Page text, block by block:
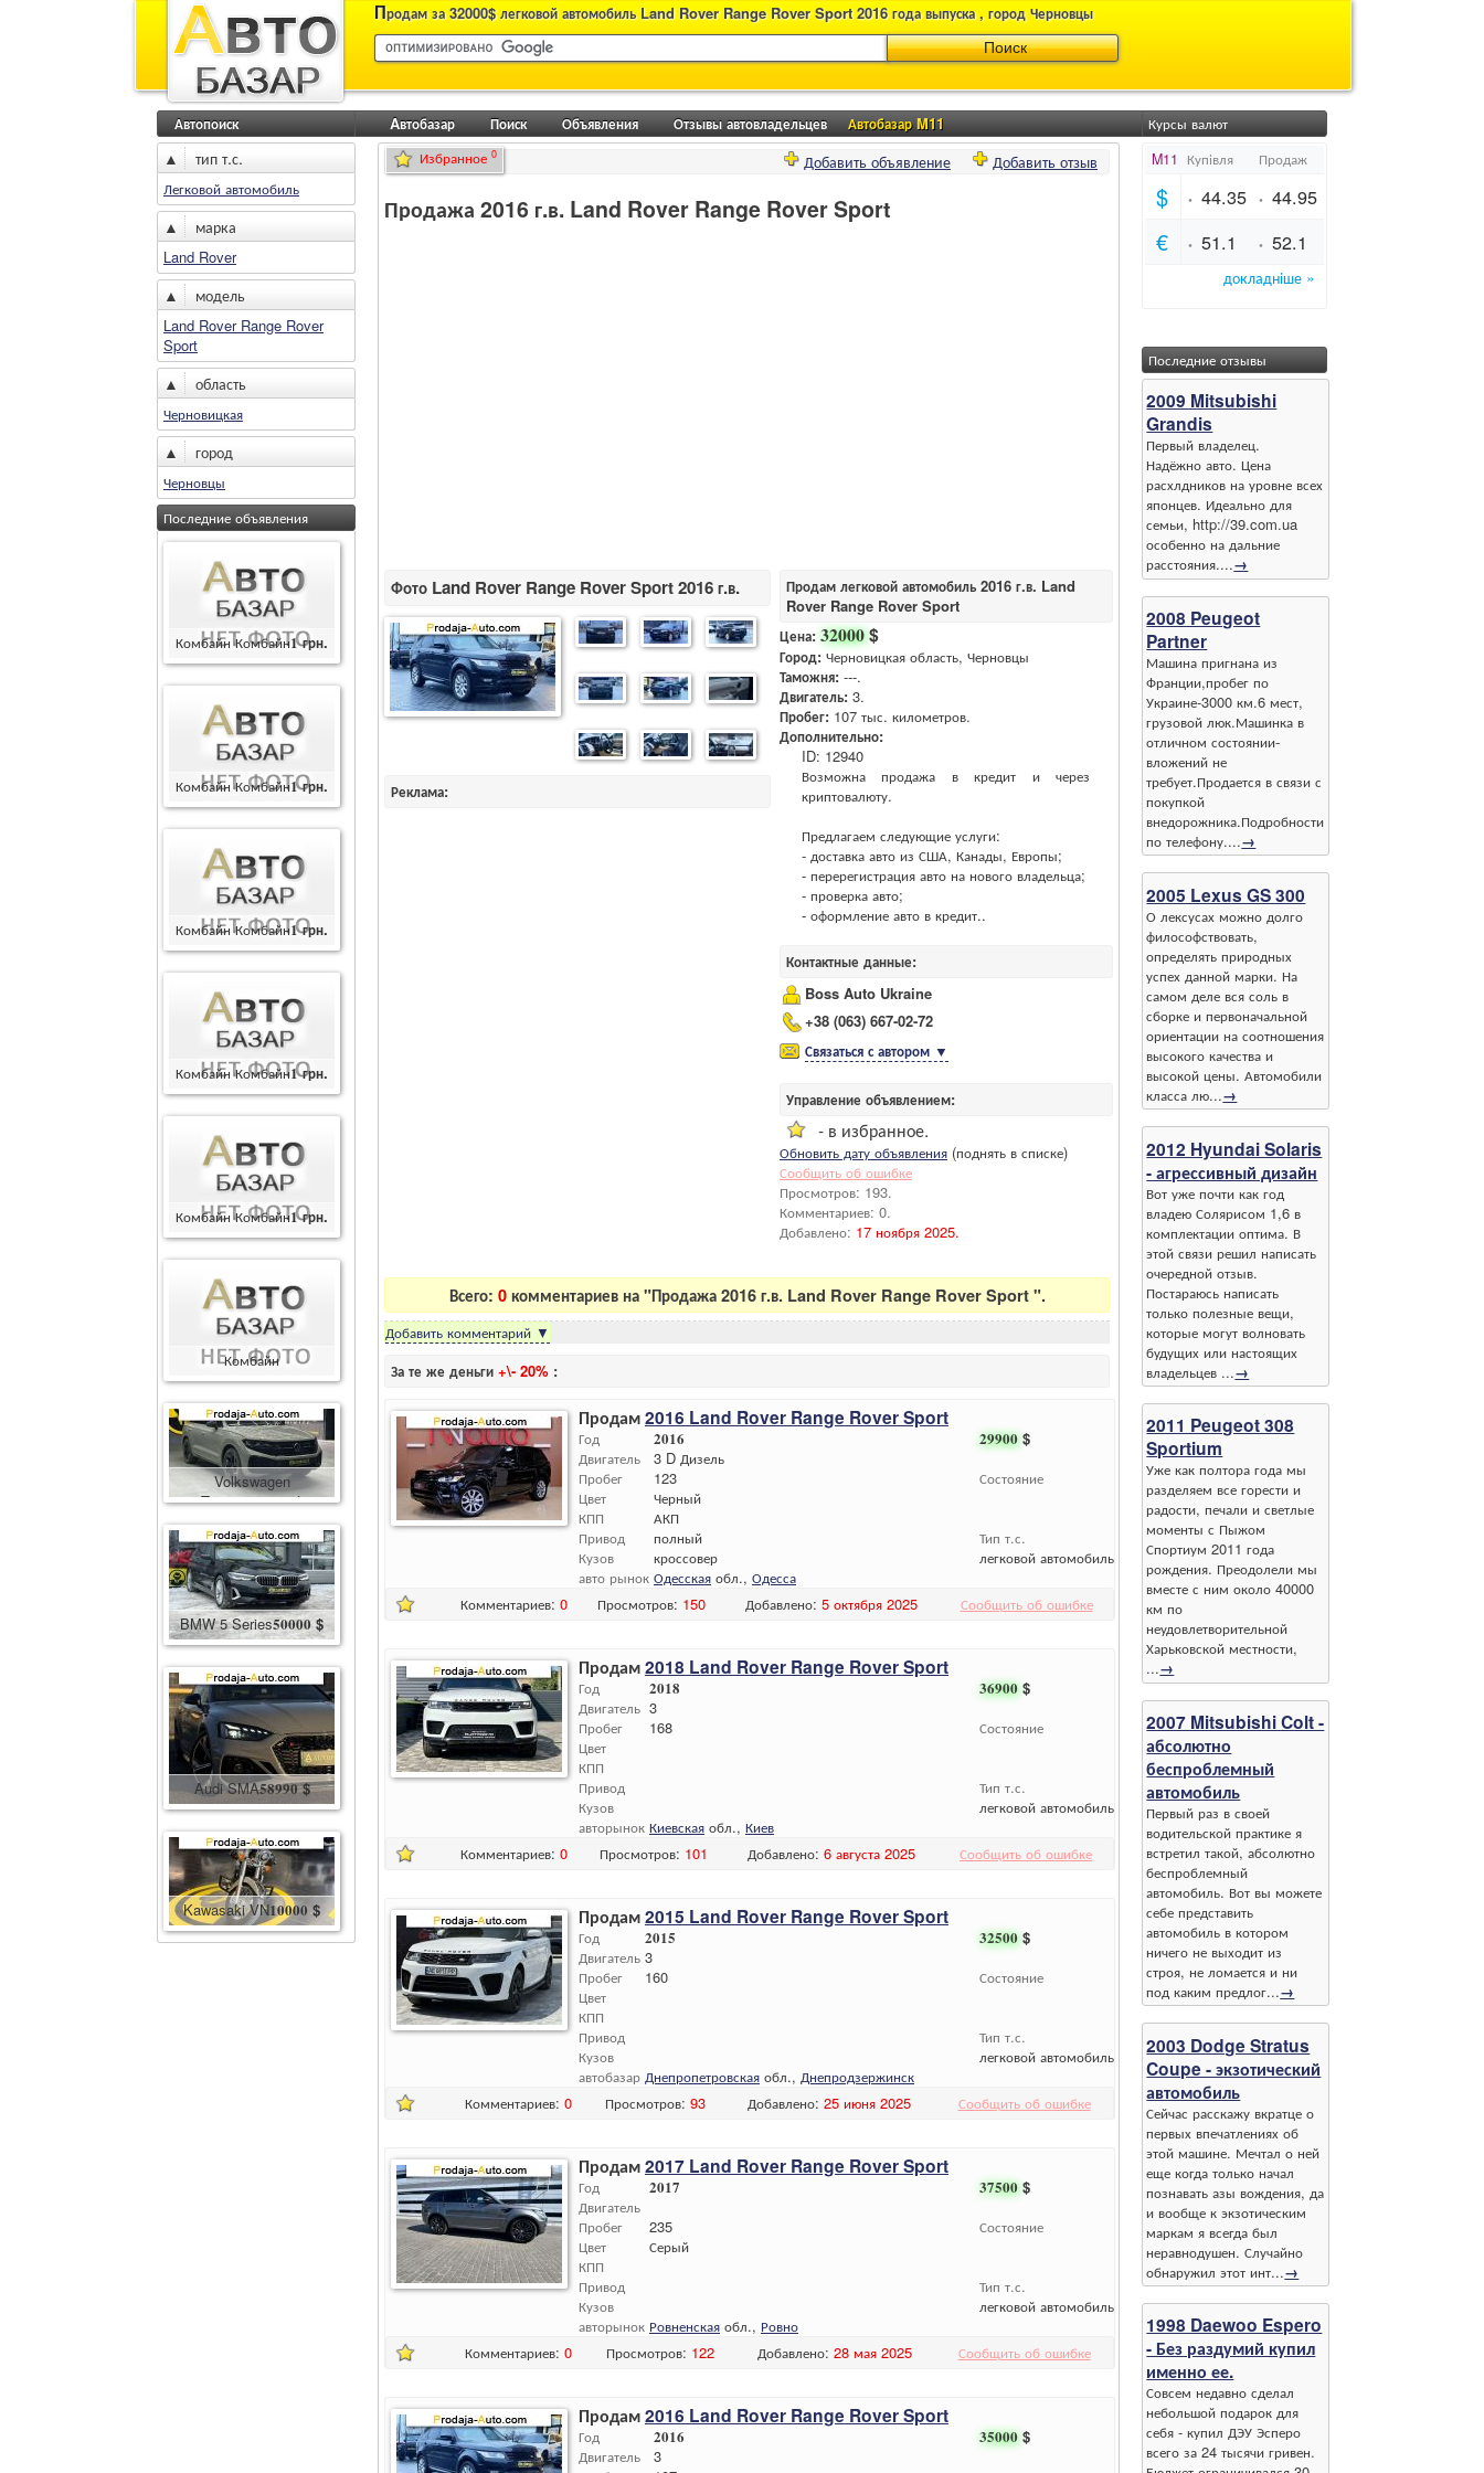
Продам за 32000$ легковой автомобиль Land Rover Range Rover Sport 2016 года выпуска , город Черновцы
Aвтобазар Поиск Объявления Отзывы автовладельцев Автобазар M11
Автопоиск
▲ тип т.с.
Легковой автомобиль
▲ марка
Land Rover
▲ модель
Land Rover Range Rover
Sport
▲ область
Черновицкая
▲ город
Черновцы
Последние объявления
Комбайн Комбайн1 грн.
Комбайн Комбайн1 грн.
Комбайн Комбайн1 грн.
Комбайн Комбайн1 грн.
Комбайн Комбайн1 грн.
Комбайн
Комбайн400000 грн.
Volkswagen
Touareg86600 $
BMW 5 Series50000 $
Audi SMA58990 $
Kawasaki VN10000 $
Добавить отзыв
Добавить объявление
Избранное 0
Продажа 2016 г.в. Land Rover Range Rover Sport
Фото Land Rover Range Rover Sport 2016 г.в.
Реклама:
Продам легковой автомобиль 2016 г.в. Land
Rover Range Rover Sport
Цена: 32000$
Город: Черновицкая область, Черновцы
Таможня: ---.
Двигатель: 3.
Пробег: 107 тыс. километров.
Дополнительно:
ID: 12940
Возможна продажа в кредит и через
криптовалюту.
Предлагаем следующие услуги:
- доставка авто из США, Канады, Европы;
- перерегистрация авто на нового владельца;
- проверка авто;
- оформление авто в кредит..
Контактные данные:
Boss Auto Ukraine
+38 (063) 667-02-72
Связаться с автором ▼
Управление объявлением:
- в избранное.
Обновить дату объявления (поднять в списке)
Сообщить об ошибке
Просмотров: 193.
Комментариев: 0.
Добавлено: 17 ноября 2025.
Всего: 0 комментариев на "Продажа 2016 г.в. Land Rover Range Rover Sport ".
Добавить комментарий ▼
За те же деньги +\- 20% :
Продам2016 Land Rover Range Rover Sport
29900 $
Состояние
Тип т.с.
легковой автомобиль
Год
Двигатель
Пробег
Цвет
КПП
Привод
Кузов
авто рынок
2016
3 D Дизель
123
Черный
АКП
полный
кроссовер
Одесская обл., Одесса
Комментариев: 0 Просмотров: 150 Добавлено: 5 октября 2025 Сообщить об ошибке
Продам2018 Land Rover Range Rover Sport
36900 $
Состояние
Тип т.с.
легковой автомобиль
Год
Двигатель
Пробег
Цвет
КПП
Привод
Кузов
авторынок
2018
3
168
Киевская обл., Киев
Комментариев: 0 Просмотров: 101 Добавлено: 6 августа 2025 Сообщить об ошибке
Продам2015 Land Rover Range Rover Sport
32500 $
Состояние
Тип т.с.
легковой автомобиль
Год
Двигатель
Пробег
Цвет
КПП
Привод
Кузов
автобазар
2015
3
160
Днепропетровская обл., Днепродзержинск
Комментариев: 0 Просмотров: 93 Добавлено: 25 июня 2025 Сообщить об ошибке
Продам2017 Land Rover Range Rover Sport
37500 $
Состояние
Тип т.с.
легковой автомобиль
Год
Двигатель
Пробег
Цвет
КПП
Привод
Кузов
авторынок
2017
235
Серый
Ровненская обл., Ровно
Комментариев: 0 Просмотров: 122 Добавлено: 28 мая 2025 Сообщить об ошибке
Продам2016 Land Rover Range Rover Sport
35000 $
Год
Двигатель
2016
3
Курсы валют
Последние отзывы
2009 Mitsubishi
Grandis
Первый владелец.
Надёжно авто. Цена
расхлдников на уровне всех
японцев. Идеально для
семьи, http://39.com.ua
особенно на дальние
расстояния....→
2008 Peugeot
Partner
Машина пригнана из
Франции,пробег по
Украине-3000 км.6 мест,
грузовой люк.Машинка в
отличном состоянии-
вложений не
требует.Продается в связи с
покупкой
внедорожника.Подробности
по телефону....→
2005 Lexus GS 300
О лексусах можно долго
философствовать,
определять природных
успех данной марки. На
самом деле вся соль в
сборке и первоначальной
ориентации на соотношения
высокого качества и
высокой цены. Автомобили
класса лю...→
2012 Hyundai Solaris
- агрессивный дизайн
Вот уже почти как год
владею Солярисом 1,6 в
комплектации оптима. В
этой связи решил написать
очередной отзыв.
Постараюсь написать
только полезные вещи,
которые могут волновать
будущих или настоящих
владельцев ...→
2011 Peugeot 308
Sportium
Уже как полтора года мы
разделяем все горести и
радости, печали и светлые
моменты с Пыжом
Спортиум 2011 года
рождения. Преодолели мы
вместе с ним около 40000
км по
неудовлетворительной
Харьковской местности,
...→
2007 Mitsubishi Colt -
абсолютно
беспроблемный
автомобиль
Первый раз в своей
водительской практике я
встретил такой, абсолютно
беспроблемный
автомобиль. Вот вы можете
себе представить
автомобиль в котором
ничего не выходит из
строя, не ломается и ни
под каким предлог...→
2003 Dodge Stratus
Coupe - экзотический
автомобиль
Сейчас расскажу вкратце о
первых впечатлениях об
этой машине. Мечтал о ней
еще когда только начал
познавать азы вождения, да
и вообще к экзотическим
маркам я всегда был
неравнодушен. Случайно
обнаружил этот инт...→
1998 Daewoo Espero
- Без раздумий купил
именно ее.
Совсем недавно сделал
небольшой подарок для
себя - купил ДЭУ Эсперо
всего за 24 тысячи гривен.